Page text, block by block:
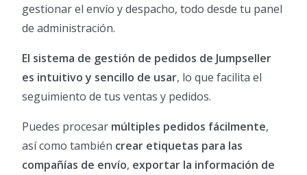
gestionar el envío y despacho, todo desde tu panel
de administración.
El sistema de gestión de pedidos de Jumpseller
es intuitivo y sencillo de usar, lo que facilita el
seguimiento de tus ventas y pedidos.
Puedes procesar múltiples pedidos fácilmente,
así como también crear etiquetas para las
compañías de envío, exportar la información de